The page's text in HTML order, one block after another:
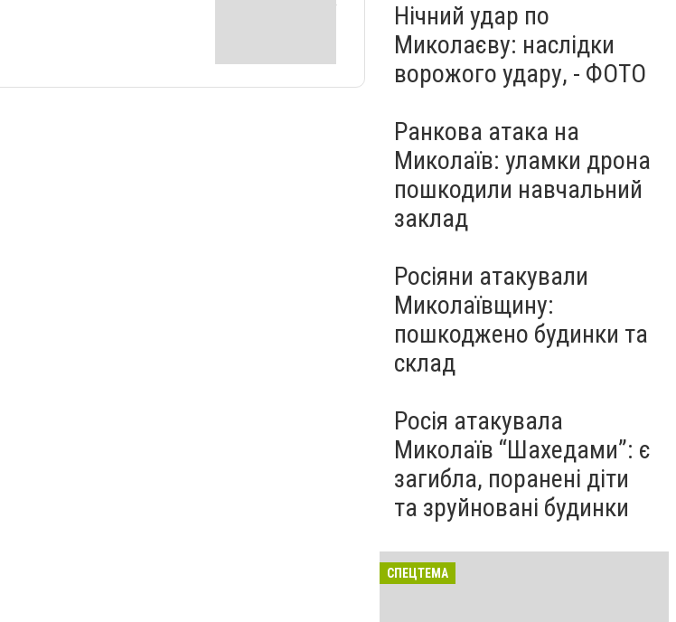
Нічний удар по
Миколаєву: наслідки
ворожого удару, - ФОТО
Ранкова атака на
Миколаїв: уламки дрона
пошкодили навчальний
заклад
Росіяни атакували
Миколаївщину:
пошкоджено будинки та
склад
Росія атакувала
Миколаїв “Шахедами”: є
загибла, поранені діти
та зруйновані будинки
СПЕЦТЕМА